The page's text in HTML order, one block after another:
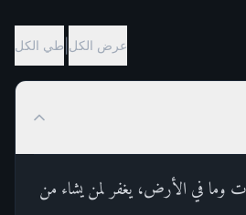
عرض الكل طي الكل
وما في الأرض، يغفر لمن يشاء من